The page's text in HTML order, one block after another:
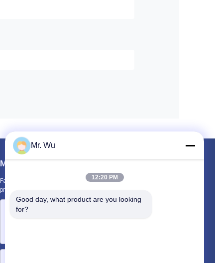
Mail nous
Faites-nous part de vos besoins. Nous connecterons les meilleurs
produits avec vous.
Mr. Wu
12:20 PM
Good day, what product are you looking
for?